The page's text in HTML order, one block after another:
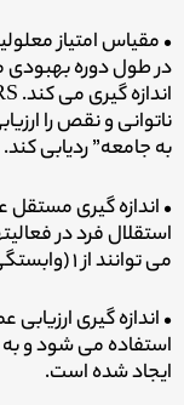
در طول دوره بهبودی
ناتوانی و نقص را
به جامعه” ردیابی کند.
استقلال فرد در
می توانند از ۱ (وابستگی کامل) تا ۷ (استقلال کامل) باشند.
استفاده می شود و به
ایجاد شده است.